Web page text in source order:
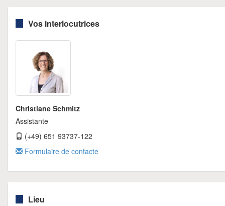
Vos interlocutrices
Christiane Schmitz
Assistante
(+49) 651 93737-122
Formulaire de contacte
Lieu